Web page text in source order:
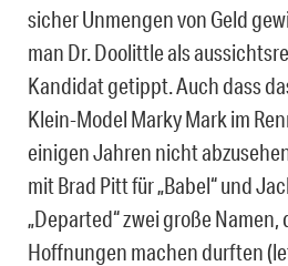
sicher Unmengen von Geld
man Dr. Doolittle als
Kandidat getippt. Auch dass
Klein-Model Marky Mark im
einigen Jahren nicht
mit Brad Pitt für „Babel“ und
„Departed“ zwei große
Hoffnungen machen durften